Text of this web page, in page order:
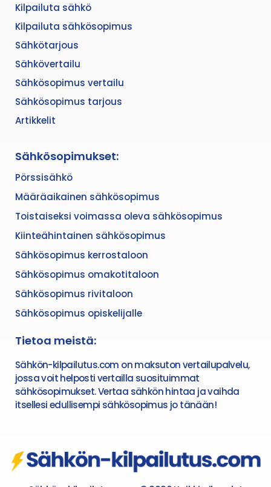
Kilpailuta sähkö
Kilpailuta sähkösopimus
Sähkötarjous
Sähkövertailu
Sähkösopimus vertailu
Sähkösopimus tarjous
Artikkelit
Sähkösopimukset:
Pörssisähkö
Määräaikainen sähkösopimus
Toistaiseksi voimassa oleva sähkösopimus
Kiinteähintainen sähkösopimus
Sähkösopimus kerrostaloon
Sähkösopimus omakotitaloon
Sähkösopimus rivitaloon
Sähkösopimus opiskelijalle
Tietoa meistä:
Sähkön-kilpailutus.com on maksuton vertailupalvelu,
jossa voit helposti vertailla suosituimmat
sähkösopimukset. Vertaa sähkön hintaa ja vaihda
itsellesi edullisempi sähkösopimus jo tänään!